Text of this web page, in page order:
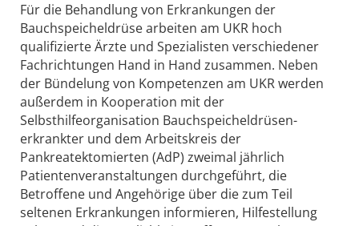
Für die Behandlung von Erkrankungen der
Bauchspeicheldrüse arbeiten am UKR hoch
qualifizierte Ärzte und Spezialisten verschiedener
Fachrichtungen Hand in Hand zusammen. Neben
der Bündelung von Kompetenzen am UKR werden
außerdem in Kooperation mit der
Selbsthilfeorganisation Bauchspeicheldrüsen-
erkrankter und dem Arbeitskreis der
Pankreatektomierten (AdP) zweimal jährlich
Patientenveranstaltungen durchgeführt, die
Betroffene und Angehörige über die zum Teil
seltenen Erkrankungen informieren, Hilfestellung